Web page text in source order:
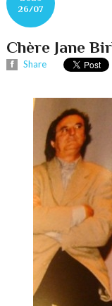
26/07
Chère Jane
Share